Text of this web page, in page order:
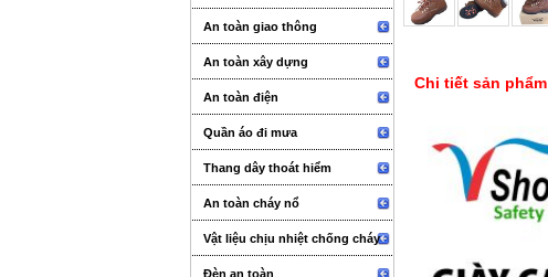
An toàn giao thông
An toàn xây dựng
An toàn điện
Quần áo đi mưa
Thang dây thoát hiểm
An toàn cháy nổ
Vật liệu chịu nhiệt chống cháy
Đèn an toàn
Chi tiết sản phẩm